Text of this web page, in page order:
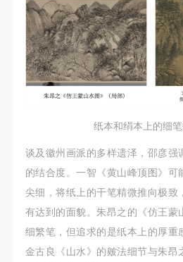
纸本和绢本上的细
谈及徽州画派的多样遗泽，邵彦强
的结合度。一智《黄山峰顶图》可
尖细，将纸上的干笔精微推向极致
有达到的面貌。朱昂之的《仿王蒙
细繁笔，但追求的是纸本上的厚重
金古良《山水》的皴法细节与朱昂